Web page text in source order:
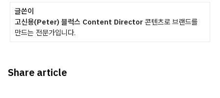
글쓴이
고신용(Peter) 블럭스 Content Director 콘텐츠로 브랜드를
만드는 전문가입니다.
Share article